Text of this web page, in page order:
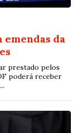
emendas da
prestado pelos
poderá receber